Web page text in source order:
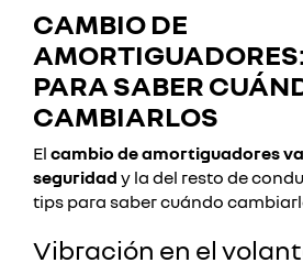
CAMBIO DE
PARA SABER
CAMBIARLOS
El cambio de amortiguadores
seguridad y la del resto de
tips para saber cuándo
Vibración en el